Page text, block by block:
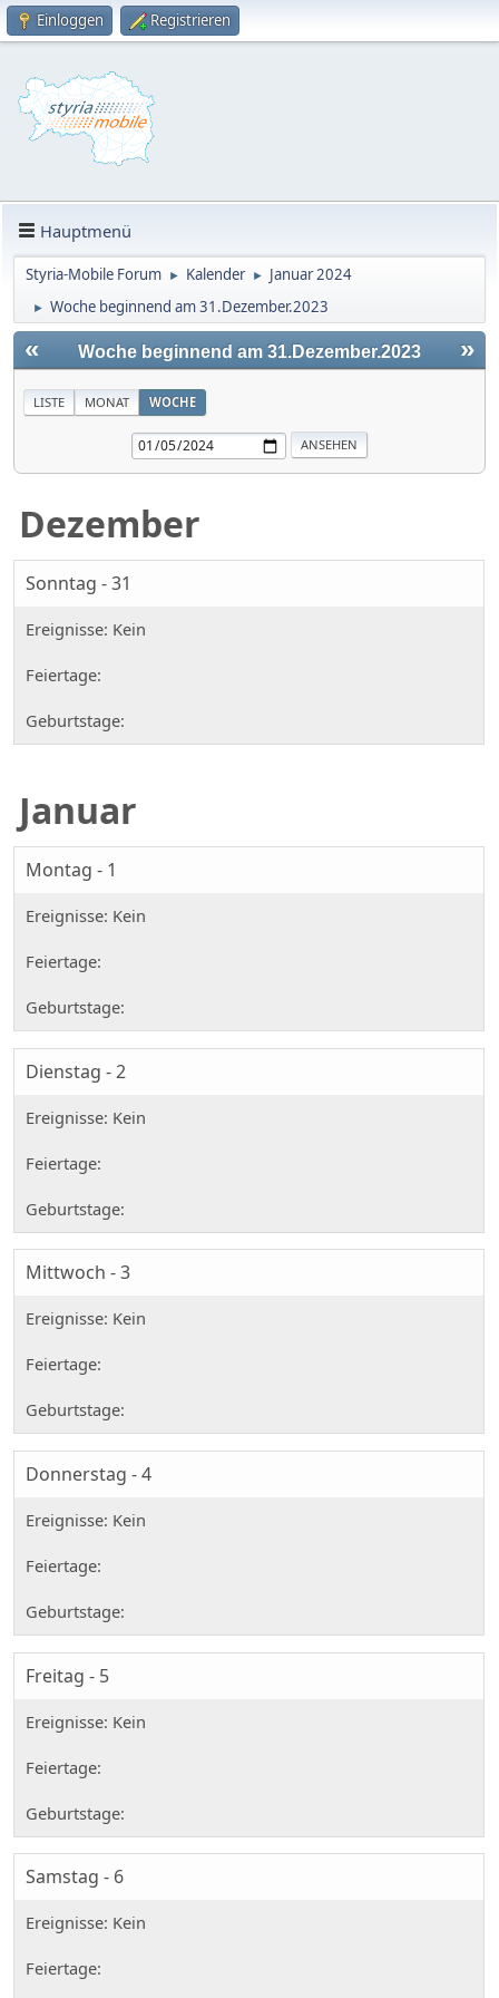
Einloggen Registrieren
Hauptmenü
Styria-Mobile Forum ► Kalender ► Januar 2024
► Woche beginnend am 31.Dezember.2023
« »
Woche beginnend am 31.Dezember.2023
LISTE MONAT WOCHE
Dezember
Sonntag - 31
Januar
Montag - 1
Dienstag - 2
Mittwoch - 3
Donnerstag - 4
Freitag - 5
Samstag - 6